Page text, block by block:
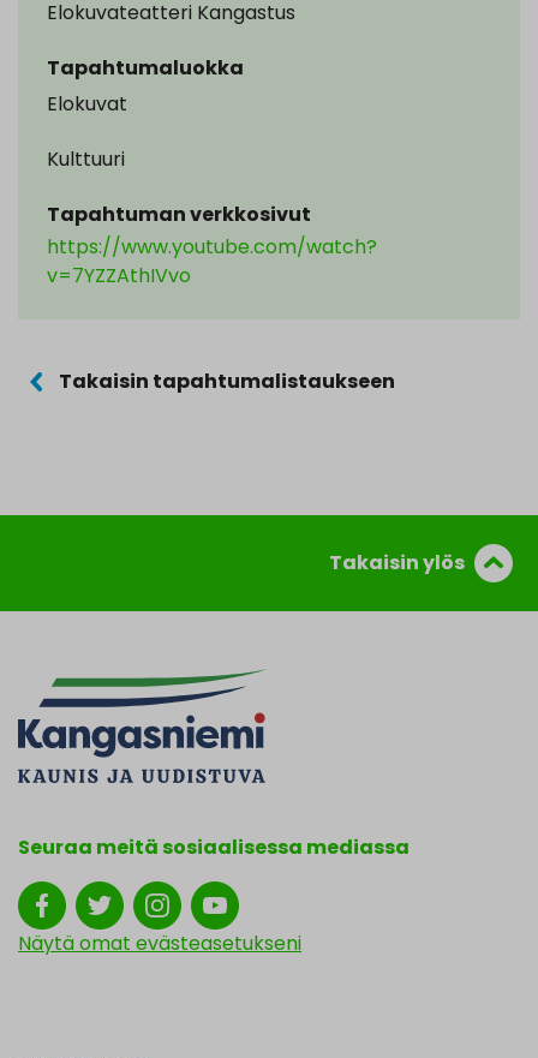
Elokuvateatteri Kangastus
Tapahtumaluokka
Elokuvat
Kulttuuri
Tapahtuman verkkosivut
https://www.youtube.com/watch?
v=7YZZAthIVvo
Takaisin tapahtumalistaukseen
Takaisin ylös
Seuraa meitä sosiaalisessa mediassa
Näytä omat evästeasetukseni